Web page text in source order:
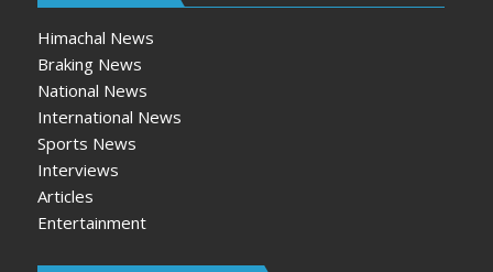
Himachal News
Braking News
National News
International News
Sports News
Interviews
Articles
Entertainment